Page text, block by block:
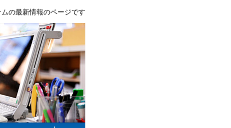
の最新情報のページです